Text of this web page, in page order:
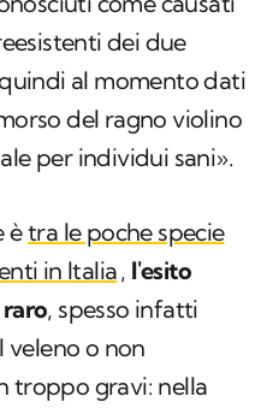
dei due
al momento dati
del ragno violino
per individui sani».
ètra le poche specie
in Italia, l'esito
, spesso infatti
veleno o non
troppo gravi: nella